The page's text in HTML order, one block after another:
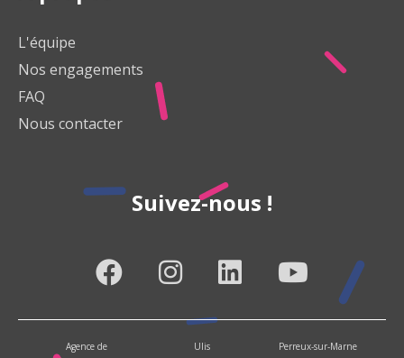
L'équipe
Nos engagements
FAQ
Nous contacter
Suivez-nous !
Agence de
Ulis
Perreux-sur-Marne